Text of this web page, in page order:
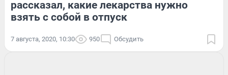
рассказал, какие лекарства нужно
взять с собой в отпуск
7 августа, 2020, 10:30 950 Обсудить